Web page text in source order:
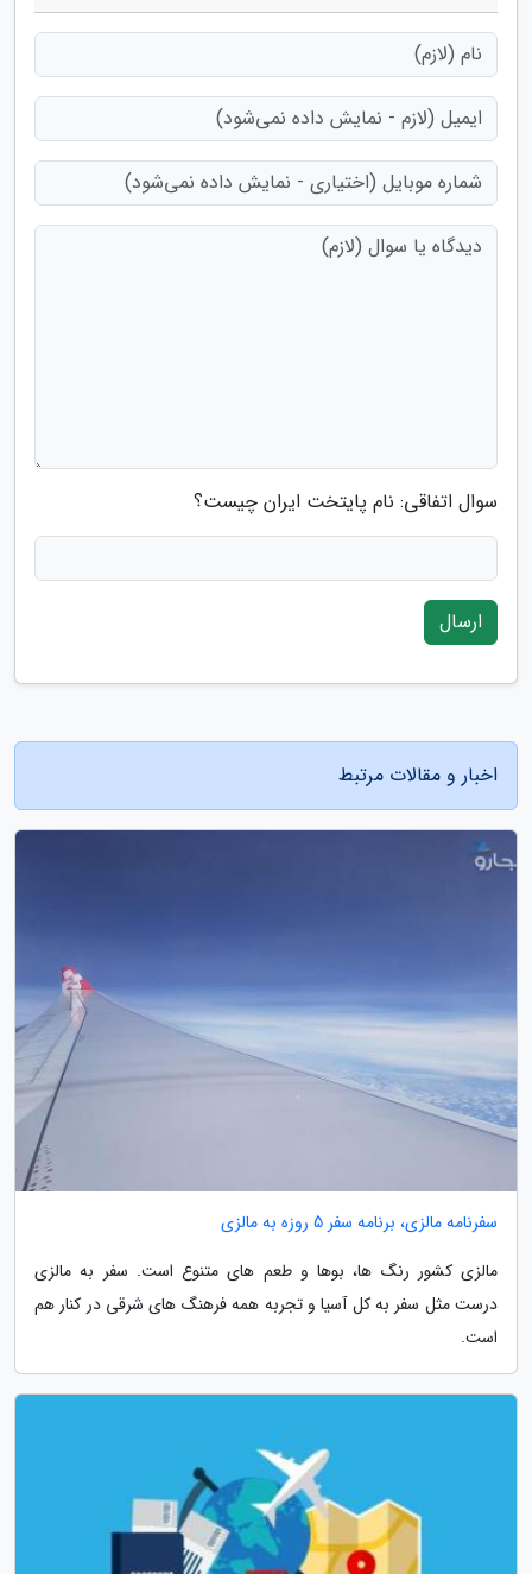
سوال اتفاقی: نام پایتخت ایران چیست؟
ارسال
اخبار و مقالات مرتبط
سفرنامه مالزی، برنامه سفر 5 روزه به مالزی
مالزی کشور رنگ ها، بوها و طعم های متنوع است. سفر به مالزی
درست مثل سفر به کل آسیا و تجربه همه فرهنگ های شرقی در کنار هم
است.